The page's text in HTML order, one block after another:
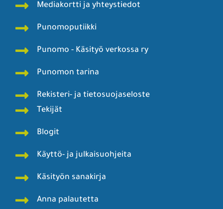
Mediakortti ja yhteystiedot
Punomoputiikki
Punomo - Käsityö verkossa ry
Punomon tarina
Rekisteri- ja tietosuojaseloste
Tekijät
Blogit
Käyttö- ja julkaisuohjeita
Käsityön sanakirja
Anna palautetta